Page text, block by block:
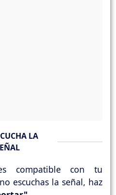
LA
compatible con tu
escuchas la señal, haz